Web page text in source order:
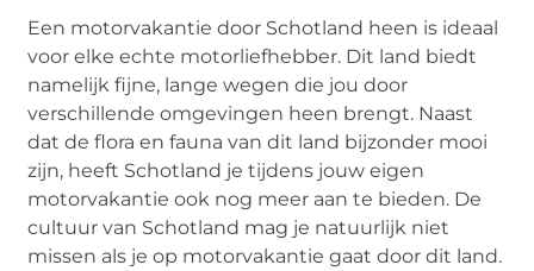
Een motorvakantie door Schotland heen is ideaal
voor elke echte motorliefhebber. Dit land biedt
namelijk fijne, lange wegen die jou door
verschillende omgevingen heen brengt. Naast
dat de flora en fauna van dit land bijzonder mooi
zijn, heeft Schotland je tijdens jouw eigen
motorvakantie ook nog meer aan te bieden. De
cultuur van Schotland mag je natuurlijk niet
missen als je op motorvakantie gaat door dit land.